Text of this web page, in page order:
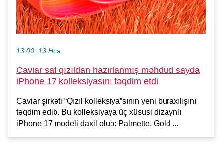
13:00, 13 Ноя
Caviar saf qızıldan hazırlanmış məhdud sayda
iPhone 17 kolleksiyasını təqdim etdi
Caviar şirkəti “Qızıl kolleksiya”sının yeni buraxılışını
təqdim edib. Bu kolleksiyaya üç xüsusi dizaynlı
iPhone 17 modeli daxil olub: Palmette, Gold ...